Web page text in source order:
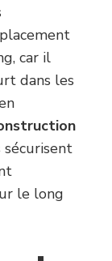
car il
dans les
le long